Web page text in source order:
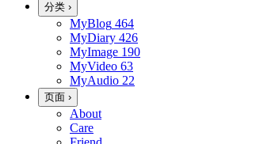
分类 ›
MyBlog 464
MyDiary 426
MyImage 190
MyVideo 63
MyAudio 22
页面 ›
About
Care